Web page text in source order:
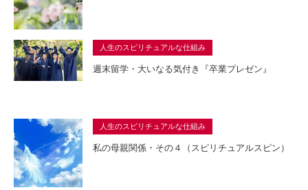
人生のスピリチュアルな仕組み
週末留学・大いなる気付き『卒業プレゼン』
人生のスピリチュアルな仕組み
私の母親関係・その４（スピリチュアルスピン）